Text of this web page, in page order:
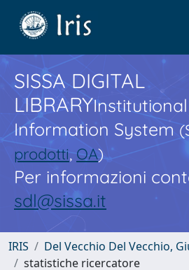
SISSA DIGITAL
LIBRARY
Information System
prodotti,OA)
Per informazioni
sdl@sissa.it
IRIS
Del Vecchio Del Vecchio,
statistiche ricercatore